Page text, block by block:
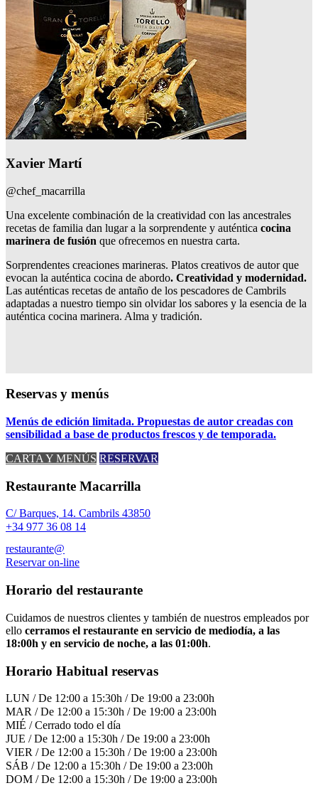
Xavier Martí
@chef_macarrilla
Una excelente combinación de la creatividad con las ancestrales
recetas de familia dan lugar a la sorprendente y auténtica cocina
marinera de fusión que ofrecemos en nuestra carta.
Sorprendentes creaciones marineras. Platos creativos de autor que
evocan la auténtica cocina de abordo. Creatividad y modernidad.
Las auténticas recetas de antaño de los pescadores de Cambrils
adaptadas a nuestro tiempo sin olvidar los sabores y la esencia de la
auténtica cocina marinera. Alma y tradición.
Reservas y menús
Menús de edición limitada. Propuestas de autor creadas con
sensibilidad a base de productos frescos y de temporada.
CARTA Y MENÚS RESERVAR
Restaurante Macarrilla
C/ Barques, 14. Cambrils 43850
+34 977 36 08 14
restaurante@
Reservar on-line
Horario del restaurante
Cuidamos de nuestros clientes y también de nuestros empleados por
ello cerramos el restaurante en servicio de mediodía, a las
18:00h y en servicio de noche, a las 01:00h.
Horario Habitual reservas
LUN / De 12:00 a 15:30h / De 19:00 a 23:00h
MAR / De 12:00 a 15:30h / De 19:00 a 23:00h
MIÉ / Cerrado todo el día
JUE / De 12:00 a 15:30h / De 19:00 a 23:00h
VIER / De 12:00 a 15:30h / De 19:00 a 23:00h
SÁB / De 12:00 a 15:30h / De 19:00 a 23:00h
DOM / De 12:00 a 15:30h / De 19:00 a 23:00h